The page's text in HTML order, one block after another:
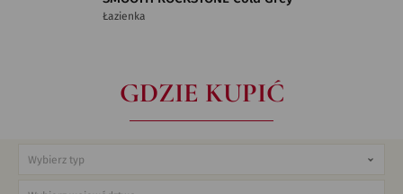
Łazienka
GDZIE KUPIĆ